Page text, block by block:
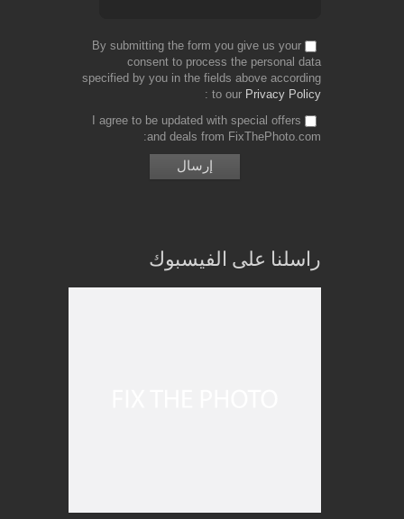
By submitting the form you give us your
consent to process the personal data
specified by you in the fields above according
to our Privacy Policy
I agree to be updated with special offers
and deals from FixThePhoto.com
راسلنا على الفيسبوك